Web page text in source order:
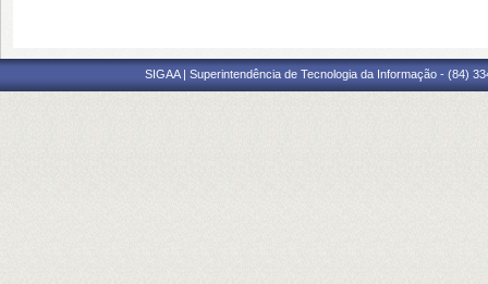
SIGAA | Superintendência de Tecnologia da Informação - (84)